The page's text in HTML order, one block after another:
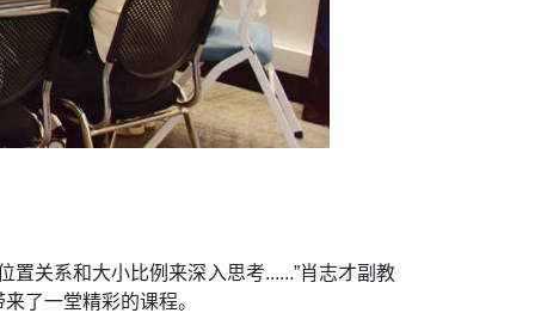
关系和大小比例来深入思考......”肖志才副教
了一堂精彩的课程。